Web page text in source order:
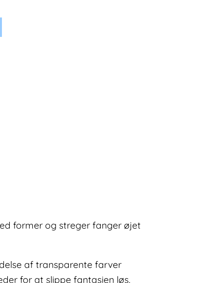
former og streger fanger øjet
af transparente farver
for at slippe fantasien løs.